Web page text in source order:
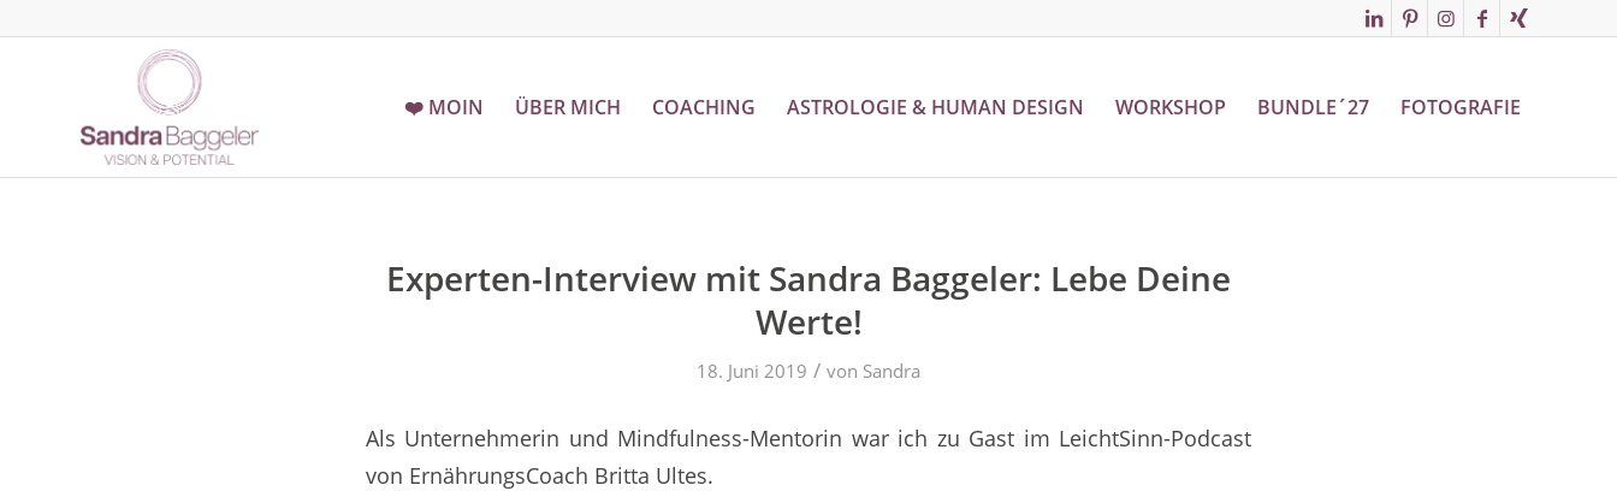
❤️ MOIN ÜBER MICH COACHING ASTROLOGIE & HUMAN DESIGN WORKSHOP BUNDLE´27 FOTOGRAFIE
Experten-Interview mit Sandra Baggeler: Lebe Deine
Werte!
18. Juni 2019 / von Sandra
Als Unternehmerin und Mindfulness-Mentorin war ich zu Gast im LeichtSinn-Podcast
von ErnährungsCoach Britta Ultes.